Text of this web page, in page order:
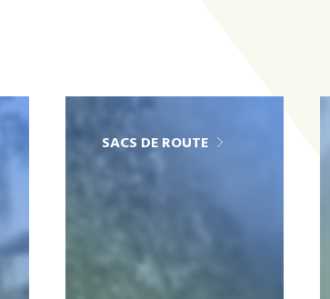
SACS DE ROUTE